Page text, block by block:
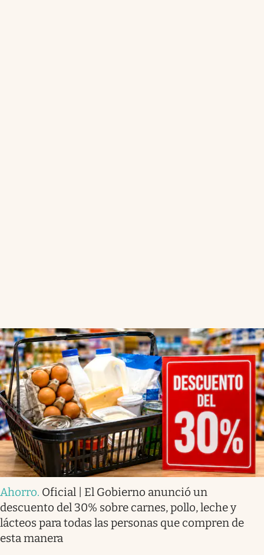
Ahorro. Oficial | El Gobierno anunció un
descuento del 30% sobre carnes, pollo, leche y
lácteos para todas las personas que compren de
esta manera